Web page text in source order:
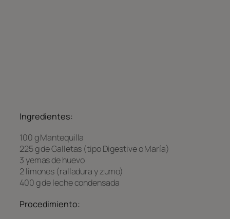
Ingredientes:
100 g Mantequilla
225 g de Galletas (tipo Digestive o María)
3 yemas de huevo
2 limones (ralladura y zumo)
400 g de leche condensada
Procedimiento: